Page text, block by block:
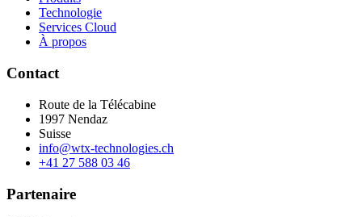
Technologie
Services Cloud
À propos
Contact
Route de la Télécabine
1997 Nendaz
Suisse
info@wtx-technologies.ch
+41 27 588 03 46
Partenaire